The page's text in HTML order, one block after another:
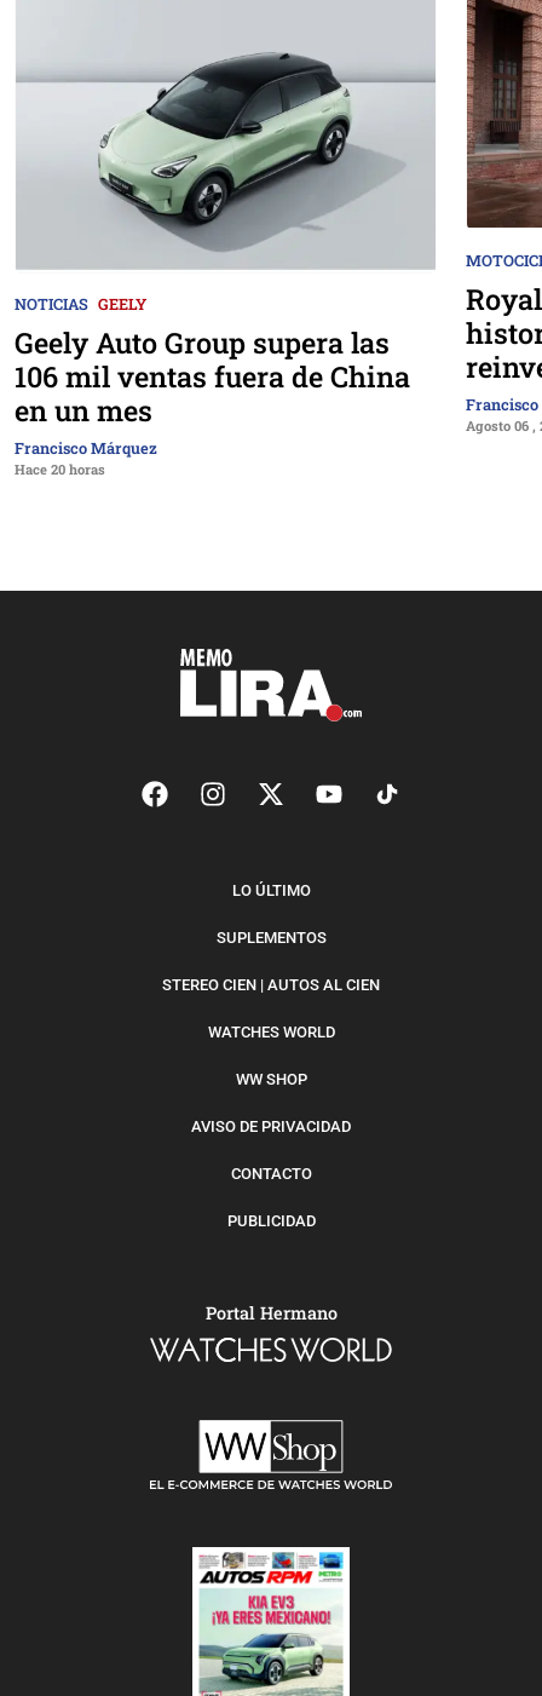
NOTICIAS GEELY
Geely Auto Group supera las
106 mil ventas fuera de China
en un mes
Francisco Márquez
Hace 20 horas
Agosto 06 ,
LO ÚLTIMO
SUPLEMENTOS
STEREO CIEN | AUTOS AL CIEN
WATCHES WORLD
WW SHOP
AVISO DE PRIVACIDAD
CONTACTO
PUBLICIDAD
Portal Hermano